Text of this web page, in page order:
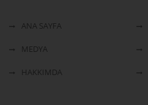
ANA SAYFA
MEDYA
HAKKIMDA